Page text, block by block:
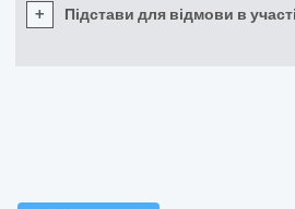
+ Підстави для відмови в